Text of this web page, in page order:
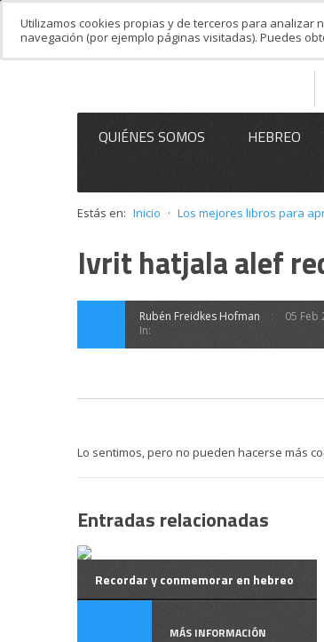
QUIÉNES SOMOS HEBREO
Estás en: Inicio · Los mejores libros para
Ivrit hatjala alef
Rubén Freidkes Hofman
05 Feb
In:
Lo sentimos, pero no pueden hacerse más
Entradas relacionadas
Recordar y conmemorar en hebreo
MÁS INFORMACIÓN
Utilizamos cookies propias y de terceros para
navegación (por ejemplo páginas visitadas). Puedes